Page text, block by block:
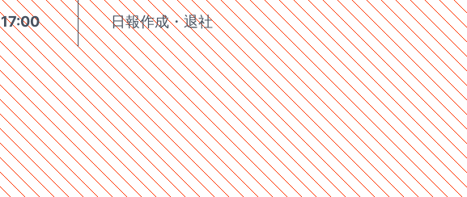
17:00
日報作成・退社